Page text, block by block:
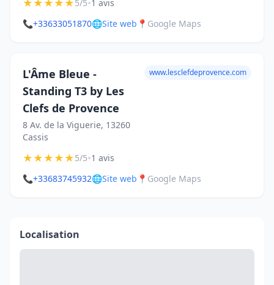
★★★★★5/5•1 avis
📞+33633051870🌐Site web 📍 Google Maps
L'Âme Bleue -
Standing T3 by Les
Clefs de Provence
8 Av. de la Viguerie, 13260
Cassis
www.lesclefdeprovence.com
★★★★★5/5•1 avis
📞+33683745932🌐Site web 📍 Google Maps
Localisation